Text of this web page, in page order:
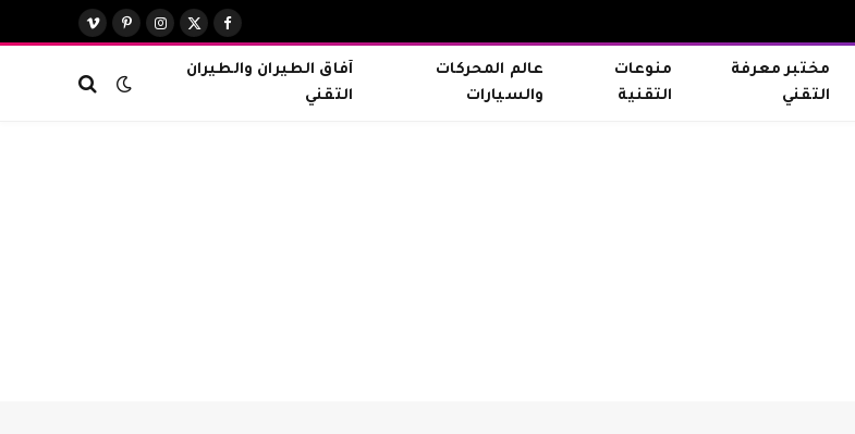
فيسبوك
X
الانستغرامبينتيريست
فيميو
مختبر معرفة
التقني
منوعات
التقنية
عالم المحركات
والسيارات
آفاق الطيران والطيران
التقني